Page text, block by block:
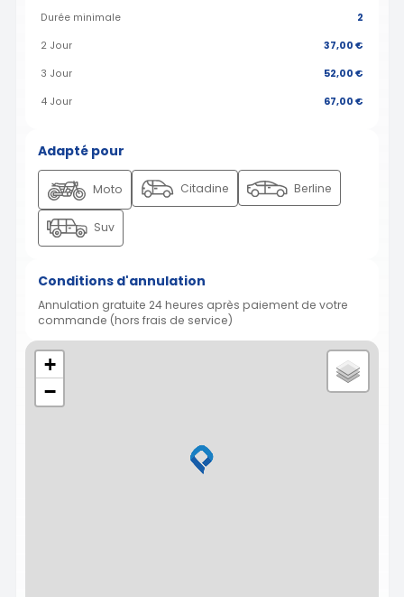
Durée minimale 2
2 Jour 37,00 €
3 Jour 52,00 €
4 Jour 67,00 €
Adapté pour
Moto Citadine Berline
Suv
Conditions d'annulation
Annulation gratuite 24 heures après paiement de votre
commande (hors frais de service)
+
−